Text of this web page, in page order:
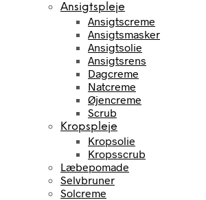
Ansigtspleje
Ansigtscreme
Ansigtsmasker
Ansigtsolie
Ansigtsrens
Dagcreme
Natcreme
Øjencreme
Scrub
Kropspleje
Kropsolie
Kropsscrub
Læbepomade
Selvbruner
Solcreme